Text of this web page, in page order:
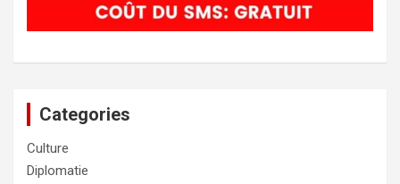
Categories
Culture
Diplomatie